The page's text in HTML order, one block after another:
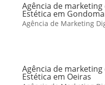
Agência de
Estética em
Agência de Marketing
Agência de
Estética em Oeiras